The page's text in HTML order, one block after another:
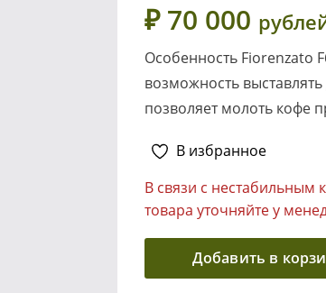
₽ 70 000
Особенность Fiorenzato
возможность
позволяет молоть кофе
В избранное
В связи с нестабильным
товара уточняйте у
Добавить в